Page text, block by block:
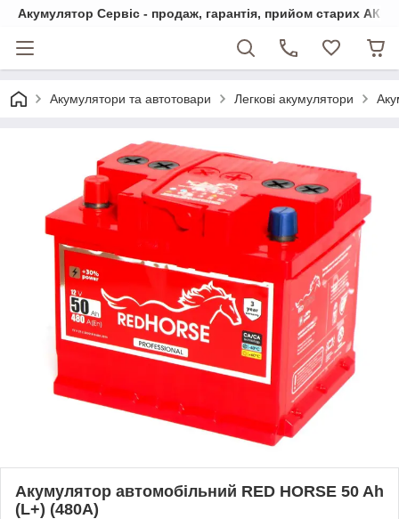
Акумулятор Сервіс - продаж, гарантія, прийом старих АКБ
Акумулятори та автотовари Легкові акумулятори
Акумулятор автомобільний RED HORSE 50 Ah
(L+) (480А)